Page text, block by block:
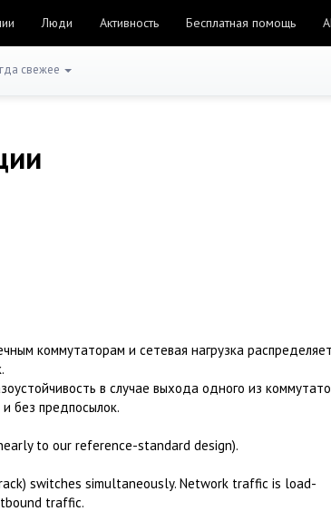
Люди Активность Бесплатная помощь
свежее
коммутаторам и сетевая нагрузка
в случае выхода одного из
без предпосылок.
to our reference-standard design).
switches simultaneously. Network traffic is load-
traffic.